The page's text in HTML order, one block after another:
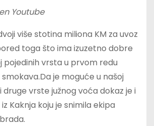
Youtube
više stotina miliona KM za uvoz
toga što ima izuzetno dobre
pojedinih vrsta u prvom redu
je moguće u našoj
druge vrste južnog voća dokaz je i
Kaknja koju je snimila ekipa